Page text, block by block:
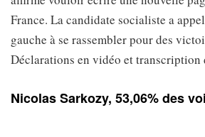
France. La candidate socialiste a
gauche à se rassembler pour des
Déclarations en vidéo et transcription
Nicolas Sarkozy, 53,06% des